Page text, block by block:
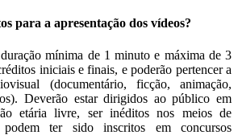
para a apresentação dos vídeos?
mínima de 1 minuto e máxima de 3
iniciais e finais, e poderão pertencer a
(documentário, ficção, animação,
Deverão estar dirigidos ao público em
etária livre, ser inéditos nos meios de
ter sido inscritos em concursos